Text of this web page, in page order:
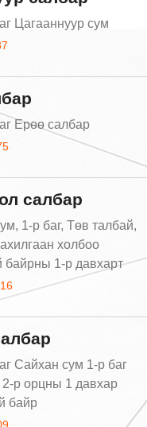
Цагааннуур сум
Ерөө салбар
салбар
1-р баг, Төв талбай,
холбоо
байрны 1-р давхарт
Сайхан сум 1-р баг
р орцны 1 давхар
байр